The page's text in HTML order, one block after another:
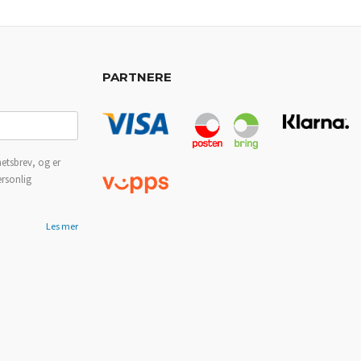
og er
Les mer
PARTNERE